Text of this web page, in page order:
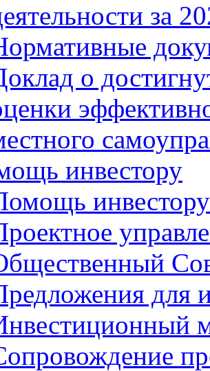
за
о
инвестору
инвестору
для